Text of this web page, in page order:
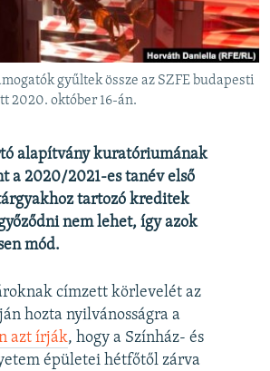
RL weboldal
gyűltek össze az SZFE budapesti
2020. október 16-án.
alapítvány kuratóriumának
a 2020/2021-es tanév első
tartozó kreditek
nem lehet, így azok
mód.
címzett körlevelét az
hozta nyilvánosságra a
azt írják, hogy a Színház- és
épületei hétfőtől zárva